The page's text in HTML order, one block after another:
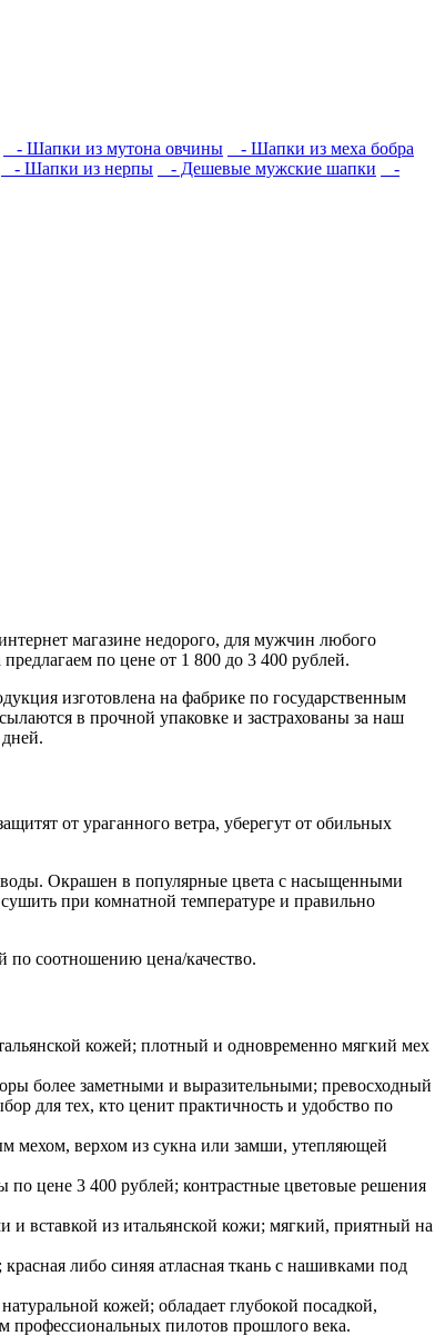
- Шапки из мутона овчины
- Шапки из меха бобра
- Шапки из нерпы - Дешевые мужские шапки
-
магазине недорого, для мужчин любого
по цене от 1 800 до 3 400 рублей.
изготовлена на фабрике по государственным
в прочной упаковке и застрахованы за наш
от ураганного ветра, уберегут от обильных
Окрашен в популярные цвета с насыщенными
при комнатной температуре и правильно
соотношению цена/качество.
кожей; плотный и одновременно мягкий мех
более заметными и выразительными; превосходный
для тех, кто ценит практичность и удобство по
мехом, верхом из сукна или замши, утепляющей
цене 3 400 рублей; контрастные цветовые решения
вставкой из итальянской кожи; мягкий, приятный на
либо синяя атласная ткань с нашивками под
кожей; обладает глубокой посадкой,
профессиональных пилотов прошлого века.